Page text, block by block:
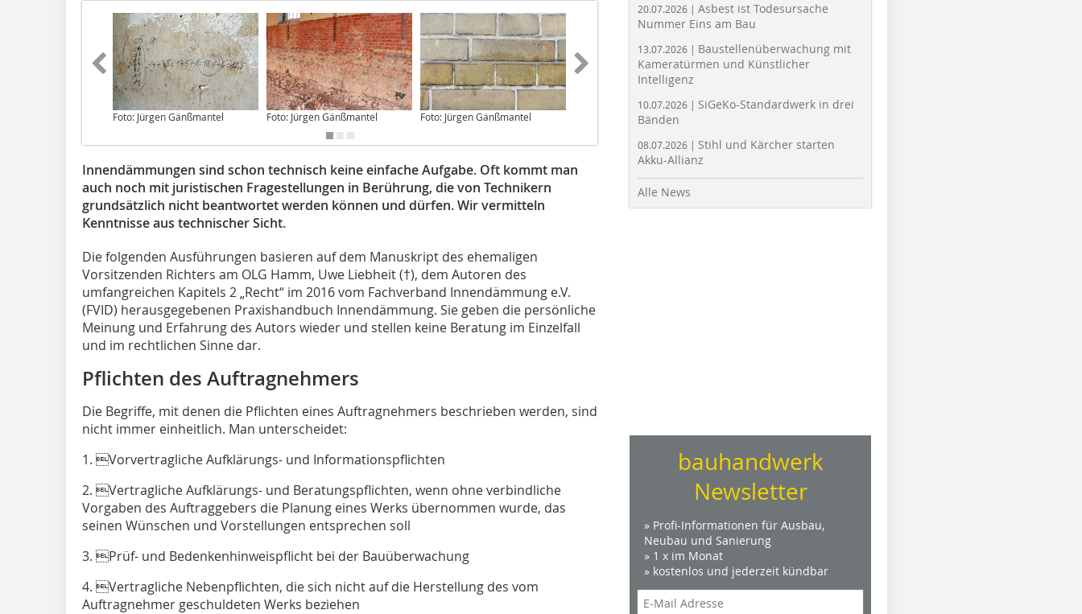
Foto: Jürgen Gänßmantel Foto: Jürgen Gänßmantel Foto: Jürgen Gänßmantel Foto: Jürgen Gänßmantel
Innendämmungen sind schon technisch keine einfache Aufgabe. Oft kommt man
auch noch mit juristischen Fragestellungen in Berührung, die von Technikern
grundsätzlich nicht beantwortet werden können und dürfen. Wir vermitteln
Kenntnisse aus technischer Sicht.
Die folgenden Ausführungen basieren auf dem Manuskript des ehemaligen
Vorsitzenden Richters am OLG Hamm, Uwe Liebheit (†), dem Autoren des
umfangreichen Kapitels 2 „Recht“ im 2016 vom Fachverband Innendämmung e.V.
(FVID) herausgegebenen Praxishandbuch Innendämmung. Sie geben die persönliche
Meinung und Erfahrung des Autors wieder und stellen keine Beratung im Einzelfall
und im rechtlichen Sinne dar.
Pflichten des Auftragnehmers
Die Begriffe, mit denen die Pflichten eines Auftragnehmers beschrieben werden, sind
nicht immer einheitlich. Man unterscheidet:
1. Vorvertragliche Aufklärungs- und Informationspflichten
2. Vertragliche Aufklärungs- und Beratungspflichten, wenn ohne verbindliche
Vorgaben des Auftraggebers die Planung eines Werks übernommen wurde, das
seinen Wünschen und Vorstellungen entsprechen soll
3. Prüf- und Bedenkenhinweispflicht bei der Bauüberwachung
4. Vertragliche Nebenpflichten, die sich nicht auf die Herstellung des vom
Auftragnehmer geschuldeten Werks beziehen
20.07.2026 | Asbest ist Todesursache
Nummer Eins am Bau
13.07.2026 | Baustellenüberwachung mit
Kameratürmen und Künstlicher
Intelligenz
10.07.2026 | SiGeKo-Standardwerk in drei
Bänden
08.07.2026 | Stihl und Kärcher starten
Akku-Allianz
Alle News
bauhandwerk
Newsletter
» Profi-Informationen für Ausbau,
Neubau und Sanierung
» 1 x im Monat
» kostenlos und jederzeit kündbar